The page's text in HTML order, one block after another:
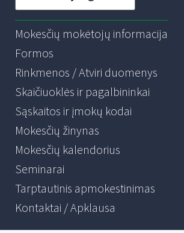
Mokesčių mokėtojų informacija
Formos
Rinkmenos / Atviri duomenys
Skaičiuoklės ir pagalbininkai
Sąskaitos ir įmokų kodai
Mokesčių žinynas
Mokesčių kalendorius
Seminarai
Tarptautinis apmokestinimas
Kontaktai / Apklausa